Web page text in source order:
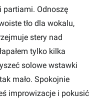
partiami. Odnoszę
tło dla wokalu,
stery nad
tylko kilka
solowe wstawki
mało. Spokojnie
improwizacje i pokusić